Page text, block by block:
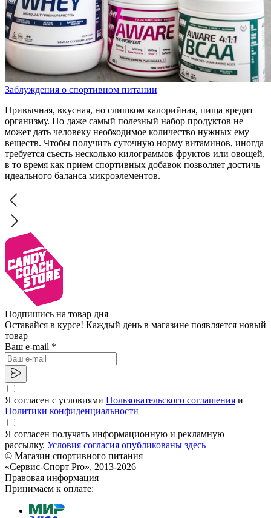
Заблуждения о спортивном питании
Привычная, вкусная, но слишком калорийная, пища вредит
организму. Но даже самый полезный набор продуктов не
может дать человеку необходимое количество нужных ему
веществ. Чтобы получить суточную норму витаминов, иногда
требуется съесть несколько килограммов фруктов или овощей,
в то время как прием спортивных добавок позволяет достичь
идеального баланса микроэлементов.
Подпишись на товар дня
Оставайся в курсе! Каждый день в магазине появляется новый
товар
Ваш e-mail *
Я согласен с условиями Пользовательского соглашения и
Политики конфиденциальности
Я согласен получать информационную и рекламную
рассылку. Условия согласия опубликованы здесь
© Магазин спортивного питания
«Сервис-Спорт Pro», 2013-2026
Правовая информация
Принимаем к оплате: